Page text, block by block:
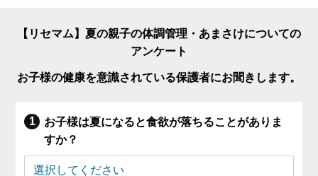
【リセマム】夏の親子の体調管理・あまさけについての
アンケート
お子様の健康を意識されている保護者にお聞きします。
お子様は夏になると食欲が落ちることがありま
すか？